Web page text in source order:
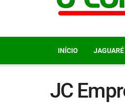
INÍCIO JAGUARÉ
JC